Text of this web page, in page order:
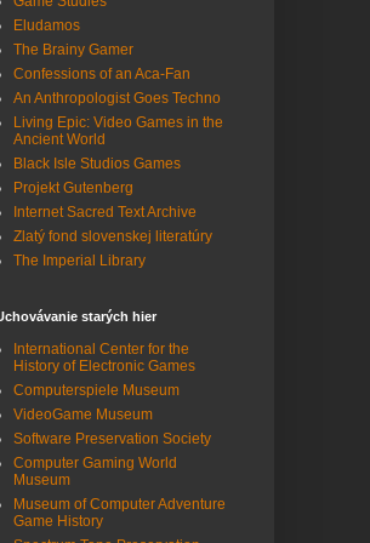
Eludamos
The Brainy Gamer
Confessions of an Aca-Fan
An Anthropologist Goes Techno
Living Epic: Video Games in the
Ancient World
Black Isle Studios Games
Projekt Gutenberg
Internet Sacred Text Archive
Zlatý fond slovenskej literatúry
The Imperial Library
starých hier
International Center for the
History of Electronic Games
Computerspiele Museum
VideoGame Museum
Software Preservation Society
Computer Gaming World
Museum
Museum of Computer Adventure
Game History